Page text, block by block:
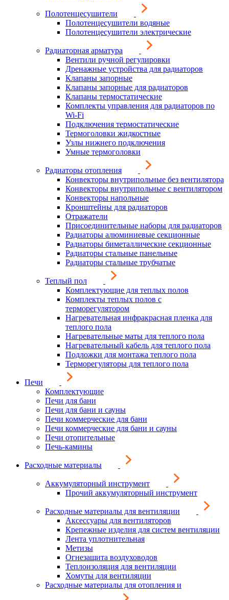
Полотенцесушители
Полотенцесушители водяные
Полотенцесушители электрические
Радиаторная арматура
Вентили ручной регулировки
Дренажные устройства для радиаторов
Клапаны запорные
Клапаны запорные для радиаторов
Клапаны термостатические
Комплекты управления для радиаторов по
Wi-Fi
Подключения термостатические
Термоголовки жидкостные
Узлы нижнего подключения
Умные термоголовки
Радиаторы отопления
Конвекторы внутрипольные без вентилятора
Конвекторы внутрипольные с вентилятором
Конвекторы напольные
Кронштейны для радиаторов
Отражатели
Присоединительные наборы для радиаторов
Радиаторы алюминиевые секционные
Радиаторы биметаллические секционные
Радиаторы стальные панельные
Радиаторы стальные трубчатые
Теплый пол
Комплектующие для теплых полов
Комплекты теплых полов с
терморегулятором
Нагревательная инфракрасная пленка для
теплого пола
Нагревательные маты для теплого пола
Нагревательный кабель для теплого пола
Подложки для монтажа теплого пола
Терморегуляторы для теплого пола
Печи
Комплектующие
Печи для бани
Печи для бани и сауны
Печи коммерческие для бани
Печи коммерческие для бани и сауны
Печи отопительные
Печь-камины
Расходные материалы
Аккумуляторный инструмент
Прочий аккумуляторный инструмент
Расходные материалы для вентиляции
Аксессуары для вентиляторов
Крепежные изделия для систем вентиляции
Лента уплотнительная
Метизы
Огнезащита воздуховодов
Теплоизоляция для вентиляции
Хомуты для вентиляции
Расходные материалы для отопления и